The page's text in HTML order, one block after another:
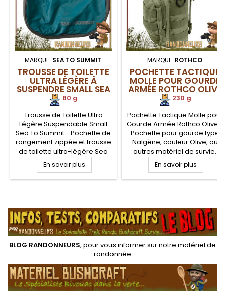
MARQUE: SEA TO SUMMIT
TROUSSE DE TOILETTE
ULTRA LÉGÈRE À
SUSPENDRE SMALL SEA
TO SUMMIT
80 g
Trousse de Toilette Ultra
Légère Suspendable Small
Sea To Summit - Pochette de
rangement zippée et trousse
de toilette ultra-légère Sea
To Summit. Son poids est
adapté aux voyages,
randonnée légère. La trousse
que 80 g, compatible pour le
transport aérien
En savoir plus
MARQUE: ROTHCO
POCHETTE TACTIQUE
MOLLE POUR GOURDE
ARMÉE ROTHCO OLIVE
230 g
Pochette Tactique Molle pour
Gourde Armée Rothco Olive -
Pochette pour gourde type
Nalgène, couleur Olive, ou
autres matériel de survie.
Fixation MOLLE tout autour de
la pochette, sangles
d'attaches au dos. Anneaux
supérieure zippée avec
sortie pipette d'hydratation
En savoir plus
BLOG RANDONNEURS, pour vous informer sur notre matériel de
randonnée